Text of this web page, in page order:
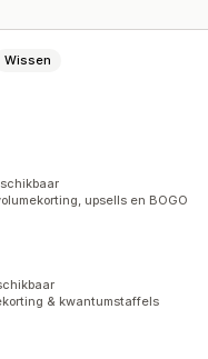
Wissen
upsells en BOGO
& kwantumstaffels